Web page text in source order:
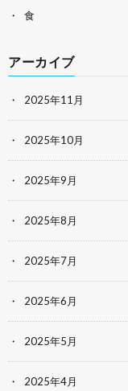
食
アーカイブ
2025年11月
2025年10月
2025年9月
2025年8月
2025年7月
2025年6月
2025年5月
2025年4月